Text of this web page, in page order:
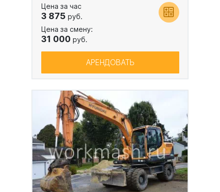
Цена за час
3 875 руб.
Цена за смену:
31 000 руб.
АРЕНДОВАТЬ